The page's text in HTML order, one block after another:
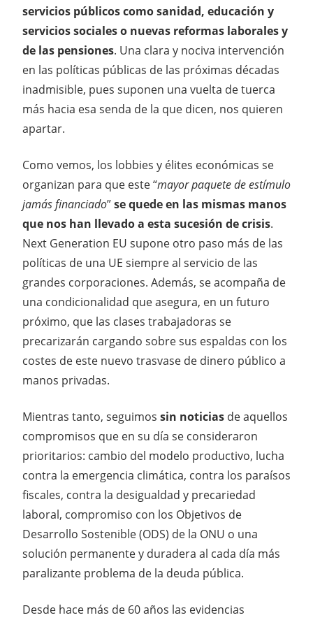
servicios públicos como sanidad, educación y
servicios sociales o nuevas reformas laborales y
de las pensiones. Una clara y nociva intervención
en las políticas públicas de las próximas décadas
inadmisible, pues suponen una vuelta de tuerca
más hacia esa senda de la que dicen, nos quieren
apartar.
Como vemos, los lobbies y élites económicas se
organizan para que este “mayor paquete de estímulo
jamás financiado”se quede en las mismas manos
que nos han llevado a esta sucesión de crisis.
Next Generation EU supone otro paso más de las
políticas de una UE siempre al servicio de las
grandes corporaciones. Además, se acompaña de
una condicionalidad que asegura, en un futuro
próximo, que las clases trabajadoras se
precarizarán cargando sobre sus espaldas con los
costes de este nuevo trasvase de dinero público a
manos privadas.
Mientras tanto, seguimos sin noticias de aquellos
compromisos que en su día se consideraron
prioritarios: cambio del modelo productivo, lucha
contra la emergencia climática, contra los paraísos
fiscales, contra la desigualdad y precariedad
laboral, compromiso con los Objetivos de
Desarrollo Sostenible (ODS) de la ONU o una
solución permanente y duradera al cada día más
paralizante problema de la deuda pública.
Desde hace más de 60 años las evidencias